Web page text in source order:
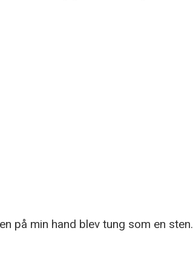
på min hand blev tung som en sten.